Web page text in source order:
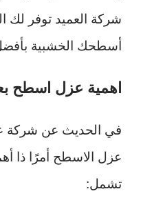
شركة العميد توفر لك
أسطحك الخشبية
اهمية عزل اسطح
في الحديث عن شركة
عزل الاسطح أمرًا ذا
تشمل: